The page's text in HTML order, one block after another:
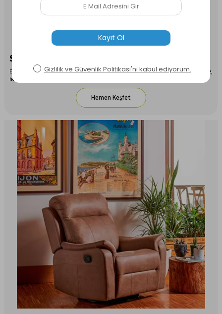
Sade ve Zarif: Asedia Sallanan Berjer Modeli
Evinizde rustik bir dokunuş yaratmak için tasarlanmış Asedia Rustik Sallanan Sandalye,
hem şık hem de konforlu bir oturma deneyimi sunar.
Hemen Keşfet